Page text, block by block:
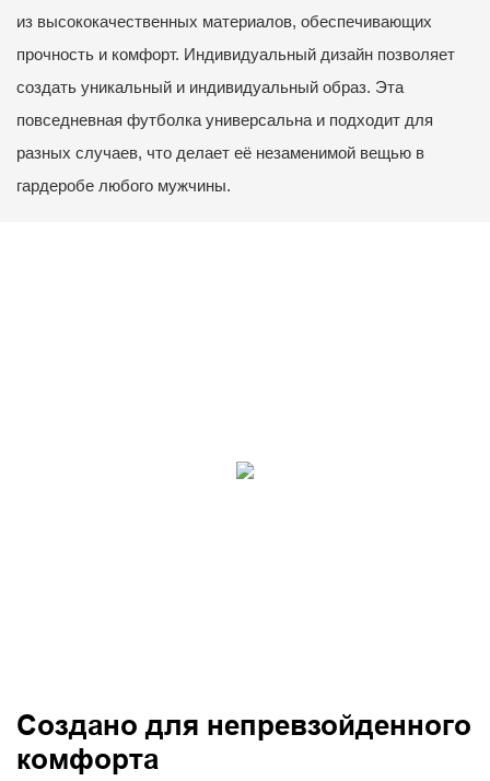
​​из высококачественных материалов, обеспечивающих
прочность и комфорт. Индивидуальный дизайн позволяет
создать уникальный и индивидуальный образ. Эта
повседневная футболка универсальна и подходит для
разных случаев, что делает её незаменимой вещью в
гардеробе любого мужчины.
Создано для непревзойденного
комфорта